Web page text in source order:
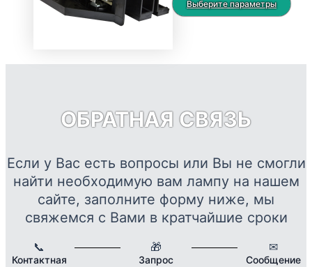
выбрать
товара.
8105 ₽
Выберите параметры
ОБРАТНАЯ СВЯЗЬ
Если у Вас есть вопросы или Вы не смогли
найти необходимую вам лампу на нашем
сайте, заполните форму ниже, мы
свяжемся с Вами в кратчайшие сроки
📞
Контактная
🎁
Запрос
✉
Сообщение